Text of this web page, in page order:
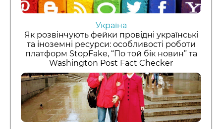
Україна
Як розвінчують фейки провідні українські
та іноземні ресурси: особливості роботи
платформ StopFake, “По той бік новин” та
Washington Post Fact Checker